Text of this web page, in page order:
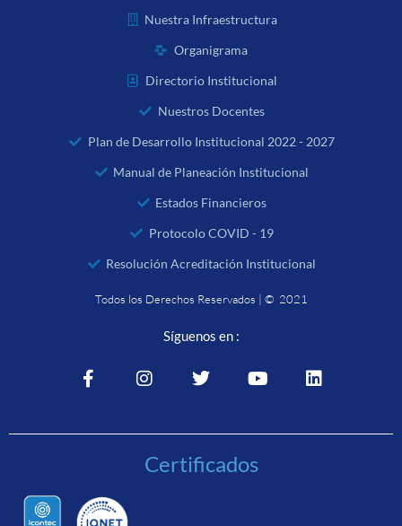
Nuestra Infraestructura
Organigrama
Directorio Institucional
Nuestros Docentes
Plan de Desarrollo Institucional 2022 - 2027
Manual de Planeación Institucional
Estados Financieros
Protocolo COVID - 19
Resolución Acreditación Institucional
Todos los Derechos Reservados | © 2021
Síguenos en :
Certificados